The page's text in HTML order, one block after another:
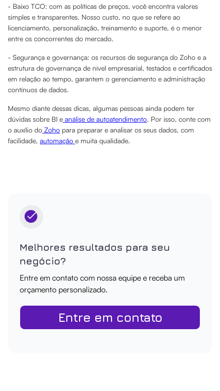
- Baixo TCO: com as políticas de preços, você encontra valores
simples e transparentes. Nosso custo, no que se refere ao
licenciamento, personalização, treinamento e suporte, é o menor
entre os concorrentes do mercado.
- Segurança e governança: os recursos de segurança do Zoho e a
estrutura de governança de nível empresarial, testados e certificados
em relação ao tempo, garantem o gerenciamento e administração
contínuos de dados.
Mesmo diante dessas dicas, algumas pessoas ainda podem ter
dúvidas sobre BI e análise de autoatendimento. Por isso, conte com
o auxílio do Zoho para preparar e analisar os seus dados, com
facilidade, automação e muita qualidade.
Melhores resultados para seu
negócio?
Entre em contato com nossa equipe e receba um
orçamento personalizado.
Entre em contato